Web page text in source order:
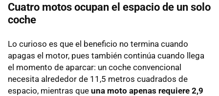
Cuatro motos ocupan el espacio de un solo
coche
Lo curioso es que el beneficio no termina cuando
apagas el motor, pues también continúa cuando llega
el momento de aparcar: un coche convencional
necesita alrededor de 11,5 metros cuadrados de
espacio, mientras que una moto apenas requiere 2,9